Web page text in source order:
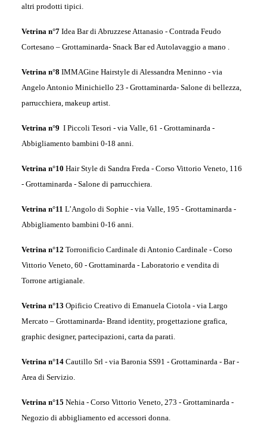
altri prodotti tipici.
Vetrina n°7 Idea Bar di Abruzzese Attanasio - Contrada Feudo
Cortesano – Grottaminarda- Snack Bar ed Autolavaggio a mano
Vetrina n°8 IMMAGine Hairstyle di Alessandra Meninno - via
Angelo Antonio Minichiello 23 - Grottaminarda- Salone di bellezza,
parrucchiera, makeup artist.
Vetrina n°9 I Piccoli Tesori - via Valle, 61 - Grottaminarda -
Abbigliamento bambini 0-18 anni.
Vetrina n°10 Hair Style di Sandra Freda - Corso Vittorio Veneto, 116
- Grottaminarda - Salone di parrucchiera.
Vetrina n°11 L’Angolo di Sophie - via Valle, 195 - Grottaminarda -
Abbigliamento bambini 0-16 anni.
Vetrina n°12 Torronificio Cardinale di Antonio Cardinale - Corso
Vittorio Veneto, 60 - Grottaminarda - Laboratorio e vendita di
Torrone artigianale.
Vetrina n°13 Opificio Creativo di Emanuela Ciotola - via Largo
Mercato – Grottaminarda- Brand identity, progettazione grafica,
graphic designer, partecipazioni, carta da parati.
Vetrina n°14 Cautillo Srl - via Baronia SS91 - Grottaminarda - Bar -
Area di Servizio.
Vetrina n°15 Nehia - Corso Vittorio Veneto, 273 - Grottaminarda -
Negozio di abbigliamento ed accessori donna.